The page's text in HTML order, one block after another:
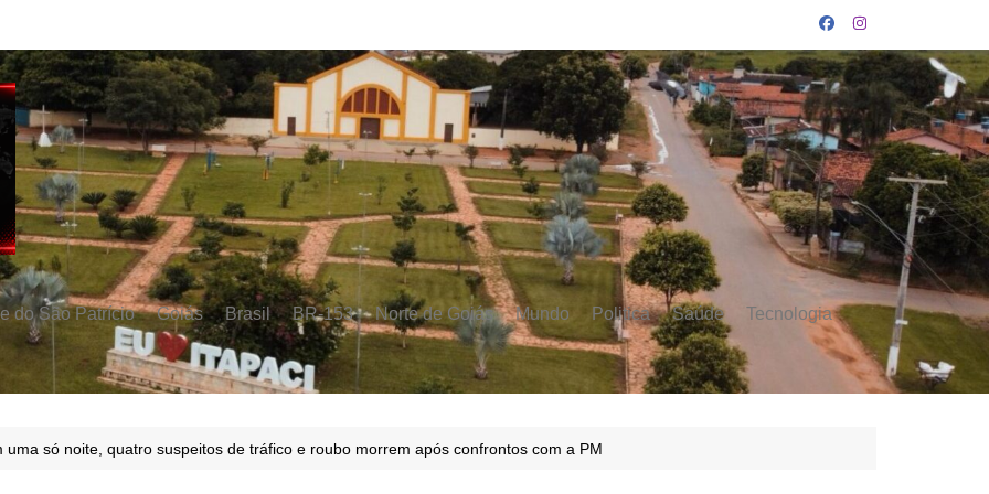
do São Patrício Goiás Brasil BR-153 Norte de Goiás Mundo Politica Saúde Tecnologia
uma só noite, quatro suspeitos de tráfico e roubo morrem após confrontos com a PM